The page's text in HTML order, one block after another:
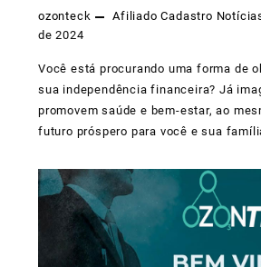
ozonteck Afiliado Cadastro
de 2024
Você está procurando uma forma de
sua independência financeira? Já
promovem saúde e bem-estar, ao
futuro próspero para você e sua